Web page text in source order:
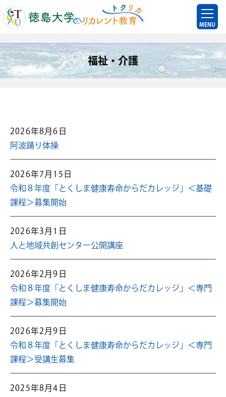
MENU
福祉・介護
2026年8月6日
阿波踊り体操
2026年7月15日
令和８年度「とくしま健康寿命からだカレッジ」＜基礎
課程＞募集開始
2026年3月1日
人と地域共創センター公開講座
2026年2月9日
令和８年度「とくしま健康寿命からだカレッジ」＜専門
課程＞募集開始
2026年2月9日
令和８年度「とくしま健康寿命からだカレッジ」＜専門
課程＞受講生募集
2025年8月4日